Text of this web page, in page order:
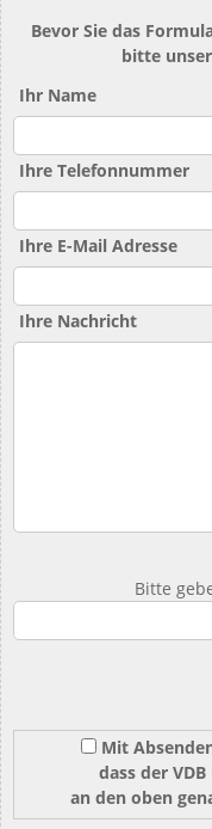
Bevor Sie das
bitte
Ihr Name
Ihre Telefonnummer
Ihre E-Mail Adresse
Ihre Nachricht
Bitte
Mit
dass der
an den oben